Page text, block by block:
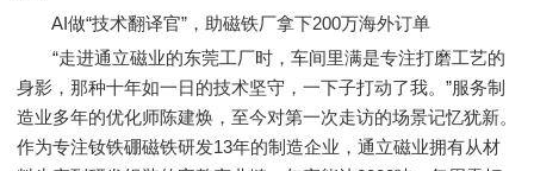
AI做“技术翻译官”，助磁铁厂拿下200万海外订单
“走进通立磁业的东莞工厂时，车间里满是专注打磨工艺的
身影，那种十年如一日的技术坚守，一下子打动了我。”服务制
造业多年的优化师陈建焕，至今对第一次走访的场景记忆犹新。
作为专注钕铁硼磁铁研发13年的制造企业，通立磁业拥有从材